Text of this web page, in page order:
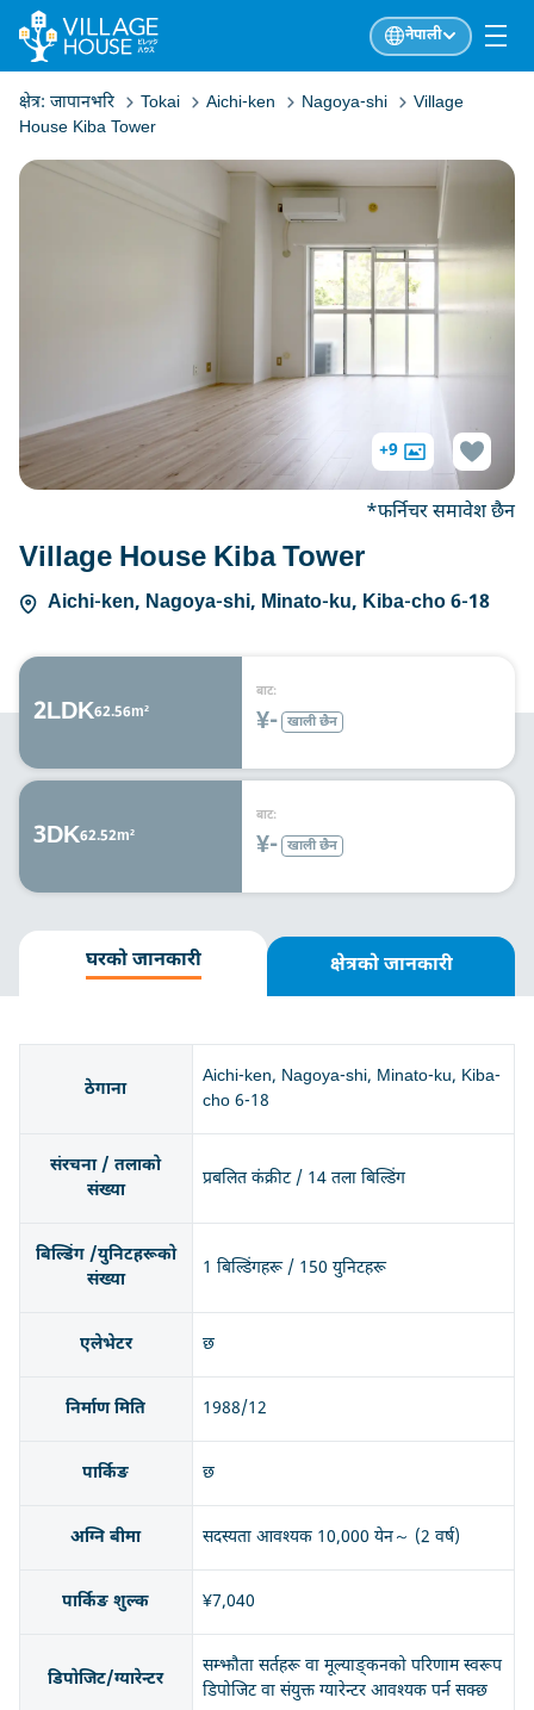
नेपाली
क्षेत्र: जापानभरि Tokai Aichi-ken Nagoya-shi
Village
House Kiba Tower
Village House Kiba Tower
Aichi-ken, Nagoya-shi, Minato-ku, Kiba-cho 6-18
+9
*फर्निचर समावेश छैन
2LDK62.56m²
बाट:
¥- खाली छैन
3DK62.52m²
बाट:
¥- खाली छैन
घरको जानकारी क्षेत्रको जानकारी
ठेगाना
Aichi-ken, Nagoya-shi, Minato-ku, Kiba-
cho 6-18
संरचना / तलाको
संख्या
प्रबलित कंक्रीट / 14 तला बिल्डिंग
बिल्डिंग /युनिटहरूको
संख्या
1 बिल्डिंगहरू / 150 युनिटहरू
एलेभेटर छ
निर्माण मिति 1988/12
पार्किङ छ
अग्नि बीमा सदस्यता आवश्यक 10,000 येन～ (2 वर्ष)
पार्किङ शुल्क ¥7,040
डिपोजिट/ग्यारेन्टर
सम्झौता सर्तहरू वा मूल्याङ्कनको परिणाम स्वरूप
डिपोजिट वा संयुक्त ग्यारेन्टर आवश्यक पर्न सक्छ